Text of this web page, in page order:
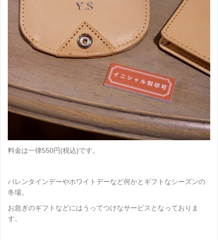
料金は一律550円(税込)です。
バレンタインデーやホワイトデーなど何かとギフトなシーズンの
冬場。
お急ぎのギフトなどにはうってつけなサービスとなっておりま
す。